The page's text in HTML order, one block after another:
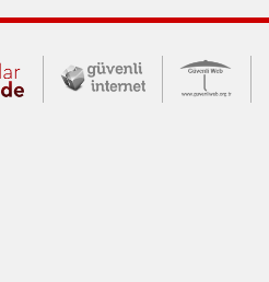
İletişim Merkezi
Çocuklar Güvende (yeni
Güvenli